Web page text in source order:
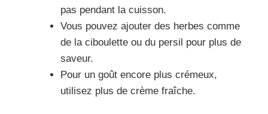
pas pendant la cuisson.
Vous pouvez ajouter des herbes comme
de la ciboulette ou du persil pour plus de
saveur.
Pour un goût encore plus crémeux,
utilisez plus de crème fraîche.